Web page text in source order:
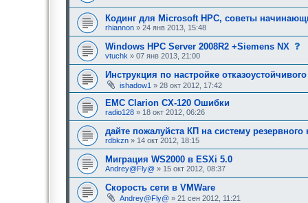
е
н
т
р
б
у
ю
е
д
н
я
Кодинг для Microsoft HPC, советы
rhiannon » 24 янв 2013, 15:48
Windows HPC Server 2008R2 +Siemens NX
щ
н
,
р
б
vtuchk » 07 янв 2013, 21:00
Инструкция по настройке
ishadow1 » 28 окт 2012, 17:42
EMC Clarion CX-120 Ошибки
radio128 » 18 окт 2012, 06:26
дайте пожалуйста КП на систему
rdbkzn » 14 окт 2012, 18:15
Миграция WS2000 в ESXi 5.0
Andrey@Fly@ » 15 окт 2012, 08:37
Скорость сети в VMWare
Andrey@Fly@ » 21 сен 2012, 11:21